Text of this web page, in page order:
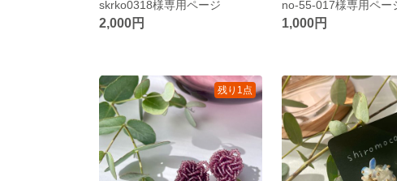
skrko0318様専用ページ
2,000円
no-55-017様専用ペー
1,000円
残り1点